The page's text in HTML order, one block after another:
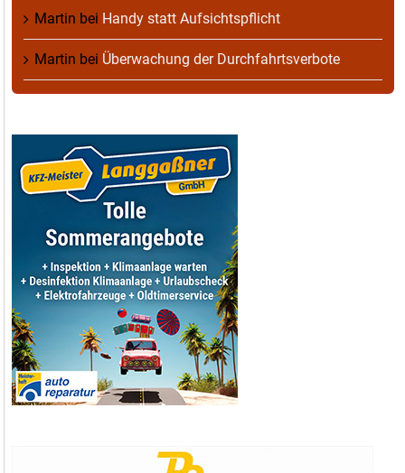
Martin bei Handy statt Aufsichtspflicht
Martin bei Überwachung der Durchfahrtsverbote